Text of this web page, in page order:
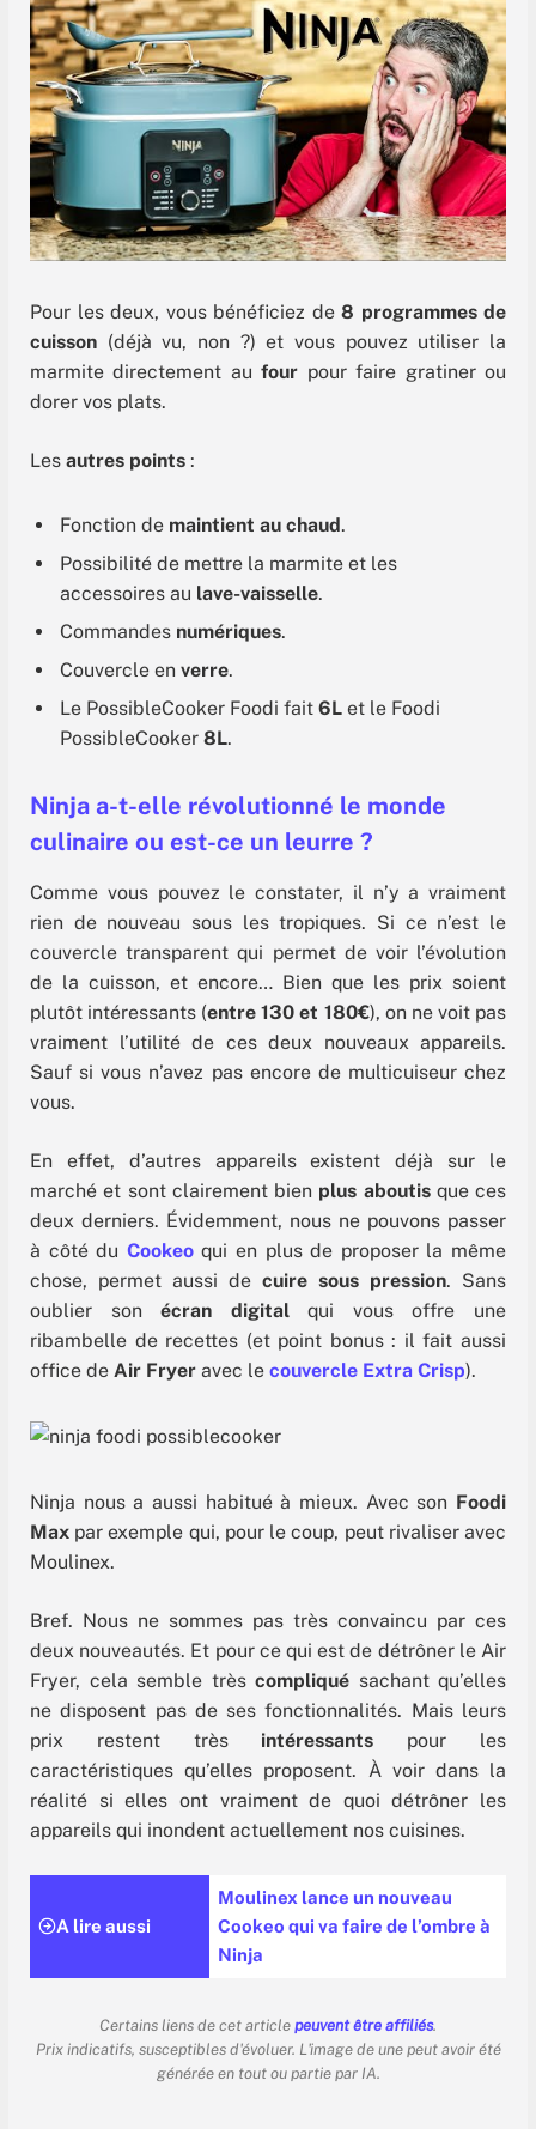
Pour les deux, vous bénéficiez de 8 programmes de
cuisson (déjà vu, non ?) et vous pouvez utiliser la
marmite directement aufour pour faire gratiner ou
dorer vos plats.
Les autres points :
Fonction de maintient au chaud.
Possibilité de mettre la marmite et les
accessoires au lave-vaisselle.
Commandes numériques.
Couvercle en verre.
Le PossibleCooker Foodi fait 6L et le Foodi
PossibleCooker 8L.
Ninja a-t-elle révolutionné le monde
culinaire ou est-ce un leurre ?
Comme vous pouvez le constater, il n’y a vraiment
rien de nouveau sous les tropiques. Si ce n’est le
couvercle transparent qui permet de voir l’évolution
de la cuisson, et encore… Bien que les prix soient
plutôt intéressants (entre 130 et 180€), on ne voit pas
vraiment l’utilité de ces deux nouveaux appareils.
Sauf si vous n’avez pas encore de multicuiseur chez
vous.
En effet, d’autres appareils existent déjà sur le
marché et sont clairement bien plus aboutisque ces
deux derniers. Évidemment, nous ne pouvons passer
à côté du Cookeoqui en plus de proposer la même
chose, permet aussi de cuire sous pression. Sans
oublier son écran digitalqui vous offre une
ribambelle de recettes (et point bonus : il fait aussi
office de Air Fryer avec le couvercle Extra Crisp).
Ninja nous a aussi habitué à mieux. Avec son Foodi
Max par exemple qui, pour le coup, peut rivaliser avec
Moulinex.
Bref. Nous ne sommes pas très convaincu par ces
deux nouveautés. Et pour ce qui est de détrôner le Air
Fryer, cela semble très compliqué sachant qu’elles
ne disposent pas de ses fonctionnalités. Mais leurs
prix restent très intéressants pour les
caractéristiques qu’elles proposent. À voir dans la
réalité si elles ont vraiment de quoi détrôner les
appareils qui inondent actuellement nos cuisines.
A lire aussi
Moulinex lance un nouveau
Cookeo qui va faire de l’ombre à
Ninja
Certains liens de cet article peuvent être affiliés.
Prix indicatifs, susceptibles d'évoluer. L'image de une peut avoir été
générée en tout ou partie par IA.